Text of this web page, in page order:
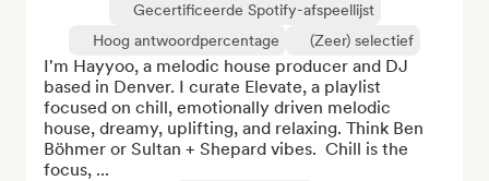
Gecertificeerde Spotify-afspeellijst
Hoog antwoordpercentage
(Zeer) selectief
I'm Hayyoo, a melodic house producer and DJ
based in Denver. I curate Elevate, a playlist
focused on chill, emotionally driven melodic
house, dreamy, uplifting, and relaxing. Think Ben
Böhmer or Sultan + Shepard vibes.  Chill is the
focus, ...